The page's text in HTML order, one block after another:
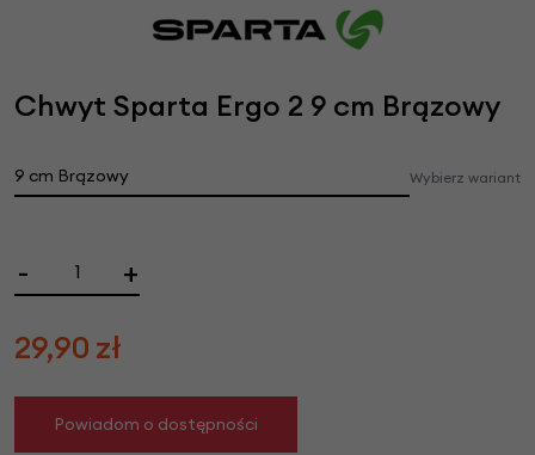
Chwyt Sparta Ergo 2 9 cm Brązowy
9 cm Brązowy Wybierz wariant
- +
29,90 zł
Powiadom o dostępności